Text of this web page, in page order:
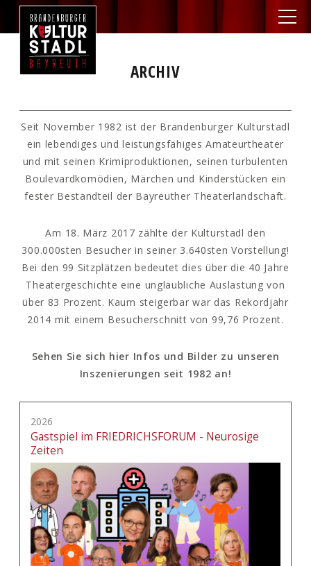
ARCHIV
Seit November 1982 ist der Brandenburger Kulturstadl
ein lebendiges und leistungsfähiges Amateurtheater
und mit seinen Krimiproduktionen, seinen turbulenten
Boulevardkomödien, Märchen und Kinderstücken ein
fester Bestandteil der Bayreuther Theaterlandschaft.
Am 18. März 2017 zählte der Kulturstadl den
300.000sten Besucher in seiner 3.640sten Vorstellung!
Bei den 99 Sitzplätzen bedeutet dies über die 40 Jahre
Theatergeschichte eine unglaubliche Auslastung von
über 83 Prozent. Kaum steigerbar war das Rekordjahr
2014 mit einem Besucherschnitt von 99,76 Prozent.
Sehen Sie sich hier Infos und Bilder zu unseren
Inszenierungen seit 1982 an!
2026
Gastspiel im FRIEDRICHSFORUM - Neurosige
Zeiten